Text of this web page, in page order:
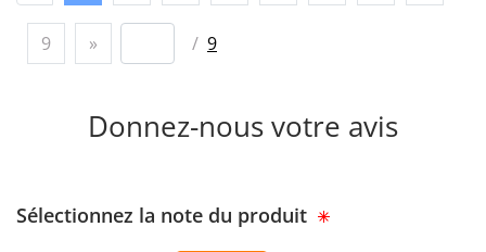
9 » / 9
Donnez-nous votre avis
Sélectionnez la note du produit